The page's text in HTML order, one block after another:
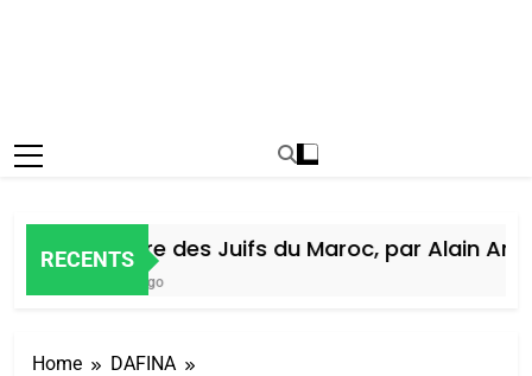
RECENTS
Histoire des Juifs du Maroc, par Alain Amiel
Home
DAFINA